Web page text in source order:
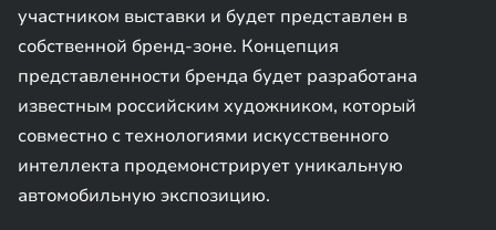
участником выставки и будет представлен в
собственной бренд-зоне. Концепция
представленности бренда будет разработана
известным российским художником, который
совместно с технологиями искусственного
интеллекта продемонстрирует уникальную
автомобильную экспозицию.